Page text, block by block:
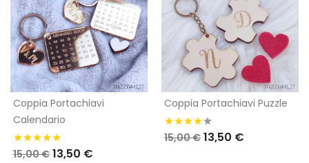
Coppia Portachiavi
Calendario
15,00 € 13,50 €
Coppia Portachiavi Puzzle
15,00 € 13,50 €